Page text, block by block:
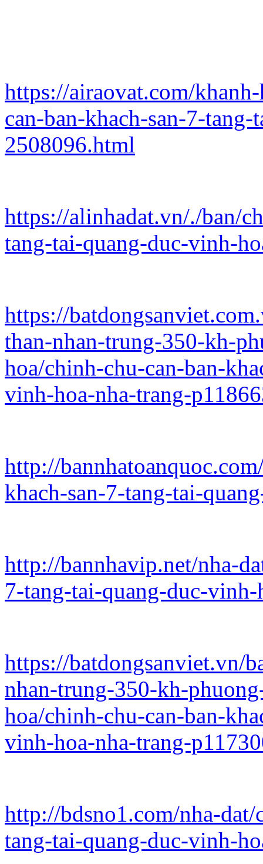
https://airaovat.com/
can-ban-khach-san-7-
2508096.html
https://alinhadat.vn/./ban/
tang-tai-quang-duc-vinh-
https://
than-nhan-trung-350-kh-
hoa/chinh-chu-can-ban-
vinh-hoa-nha-trang-
http://
khach-san-7-tang-tai-
http://bannhavip.net/nha-
7-tang-tai-quang-duc-vinh-
https://batdongsanviet.vn/
nhan-trung-350-kh-
hoa/chinh-chu-can-ban-
vinh-hoa-nha-trang-
http://bdsno1.com/nha-
tang-tai-quang-duc-vinh-